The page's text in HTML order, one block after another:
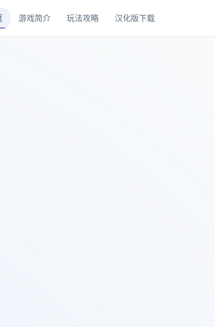
游戏简介 玩法攻略 汉化版下载